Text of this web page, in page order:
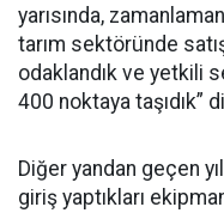
yarısında,
tarım sektöründe
odaklandık ve yetkili
400 noktaya taşıdık”
Diğer yandan geçen
giriş yaptıkları